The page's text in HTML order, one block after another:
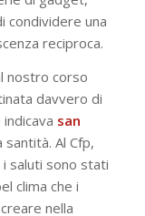
condividere una
reciproca.
nostro corso
davvero di
san
Al Cfp,
saluti sono stati
clima che i
nella